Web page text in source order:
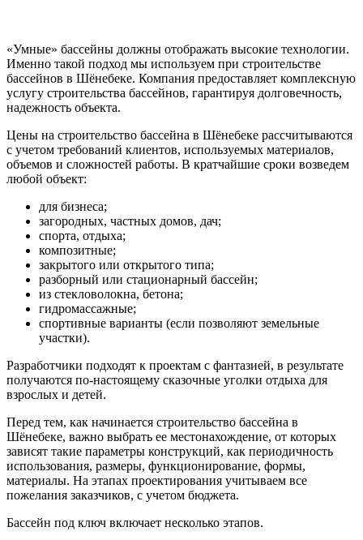
«Умные» бассейны должны отображать высокие технологии.
Именно такой подход мы используем при строительстве
бассейнов в Шёнебеке. Компания предоставляет комплексную
услугу строительства бассейнов, гарантируя долговечность,
надежность объекта.
Цены на строительство бассейна в Шёнебеке рассчитываются
с учетом требований клиентов, используемых материалов,
объемов и сложностей работы. В кратчайшие сроки возведем
любой объект:
для бизнеса;
загородных, частных домов, дач;
спорта, отдыха;
композитные;
закрытого или открытого типа;
разборный или стационарный бассейн;
из стекловолокна, бетона;
гидромассажные;
спортивные варианты (если позволяют земельные
участки).
Разработчики подходят к проектам с фантазией, в результате
получаются по-настоящему сказочные уголки отдыха для
взрослых и детей.
Перед тем, как начинается строительство бассейна в
Шёнебеке, важно выбрать ее местонахождение, от которых
зависят такие параметры конструкций, как периодичность
использования, размеры, функционирование, формы,
материалы. На этапах проектирования учитываем все
пожелания заказчиков, с учетом бюджета.
Бассейн под ключ включает несколько этапов.